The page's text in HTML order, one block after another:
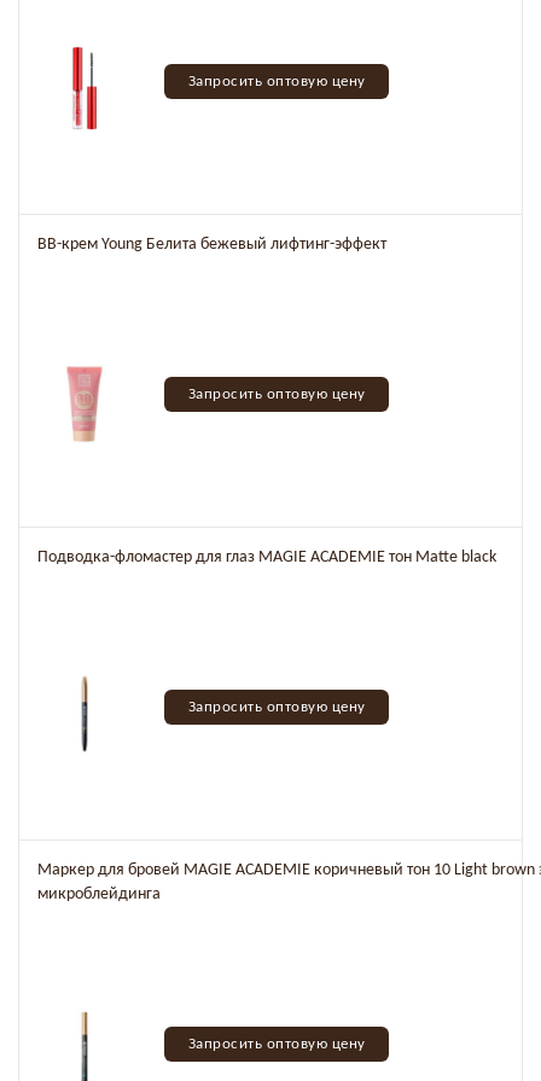
Запросить оптовую цену
ВВ-крем Young Белита бежевый лифтинг-эффект
Запросить оптовую цену
Подводка-фломастер для глаз MAGIE ACADEMIE тон Matte black
Запросить оптовую цену
Маркер для бровей MAGIE ACADEMIE коричневый тон 10 Light brown
микроблейдинга
Запросить оптовую цену